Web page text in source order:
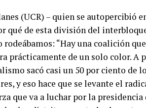
(UCR) – quien se autopercibió
qué de esta división del
“Hay una coalición
prácticamente de un solo color.
sacó casi un 50 por ciento de
y eso hace que se levante el
que va a luchar por la